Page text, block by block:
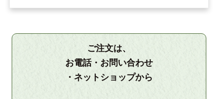
ご注文は、
お電話・お問い合わせ
・ネットショップから